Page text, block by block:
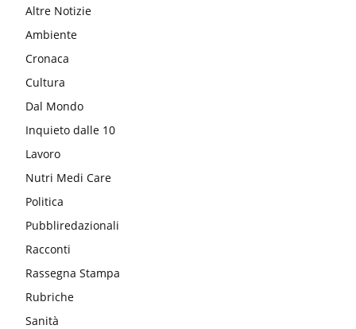
Altre Notizie
Ambiente
Cronaca
Cultura
Dal Mondo
Inquieto dalle 10
Lavoro
Nutri Medi Care
Politica
Pubbliredazionali
Racconti
Rassegna Stampa
Rubriche
Sanità